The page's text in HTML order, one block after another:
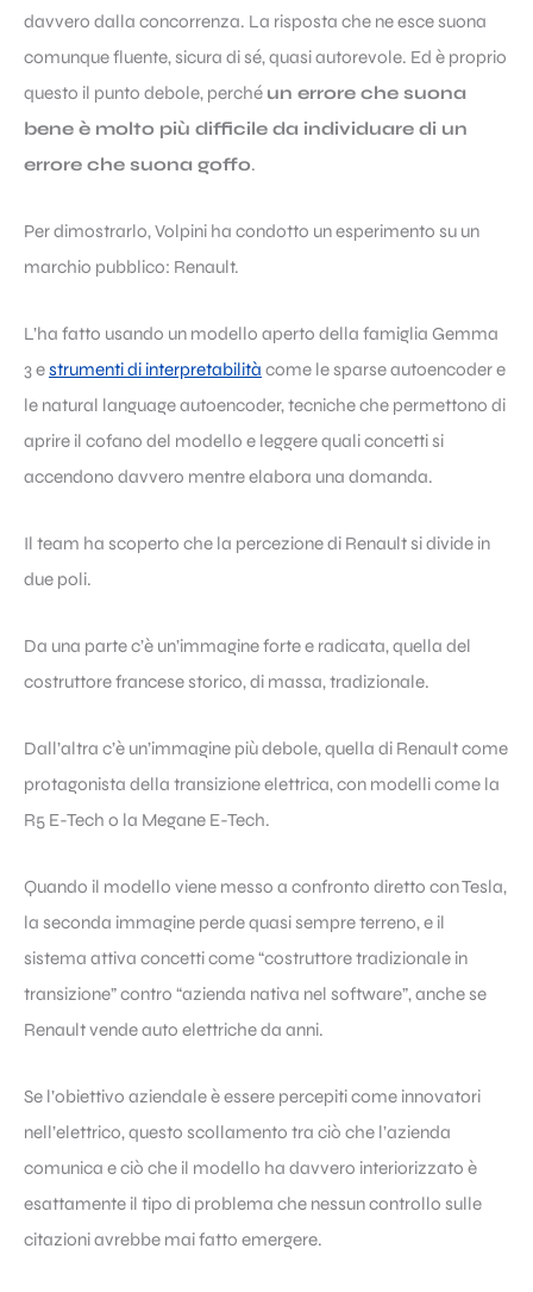
davvero dalla concorrenza. La risposta che ne esce suona
comunque fluente, sicura di sé, quasi autorevole. Ed è proprio
questo il punto debole, perché un errore che suona
bene è molto più difficile da individuare di un
errore che suona goffo.
Per dimostrarlo, Volpini ha condotto un esperimento su un
marchio pubblico: Renault.
L’ha fatto usando un modello aperto della famiglia Gemma
3 estrumenti di interpretabilità come le sparse autoencoder e
le natural language autoencoder, tecniche che permettono di
aprire il cofano del modello e leggere quali concetti si
accendono davvero mentre elabora una domanda.
Il team ha scoperto che la percezione di Renault si divide in
due poli.
Da una parte c’è un’immagine forte e radicata, quella del
costruttore francese storico, di massa, tradizionale.
Dall’altra c’è un’immagine più debole, quella di Renault come
protagonista della transizione elettrica, con modelli come la
R5 E-Tech o la Megane E-Tech.
Quando il modello viene messo a confronto diretto con Tesla,
la seconda immagine perde quasi sempre terreno, e il
sistema attiva concetti come “costruttore tradizionale in
transizione” contro “azienda nativa nel software”, anche se
Renault vende auto elettriche da anni.
Se l’obiettivo aziendale è essere percepiti come innovatori
nell’elettrico, questo scollamento tra ciò che l’azienda
comunica e ciò che il modello ha davvero interiorizzato è
esattamente il tipo di problema che nessun controllo sulle
citazioni avrebbe mai fatto emergere.